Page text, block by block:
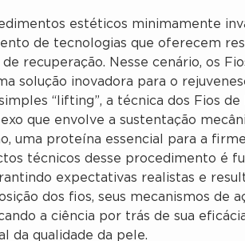
estéticos minimamente
de tecnologias que oferecem
recuperação. Nesse cenário, os
solução inovadora para o
“lifting”, a técnica dos Fios de
que envolve a sustentação
uma proteína essencial para a
técnicos desse procedimento é
expectativas realistas e
dos fios, seus mecanismos de
a ciência por trás de sua
da qualidade da pele.